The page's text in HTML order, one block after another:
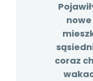
coraz